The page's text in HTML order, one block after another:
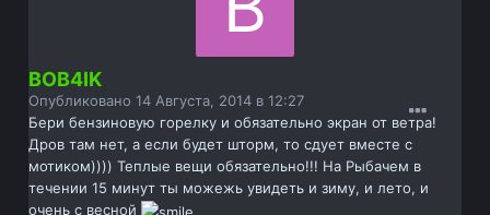
BOB4IK
Опубликовано14 Августа, 2014 в 12:27
Бери бензиновую горелку и обязательно экран от ветра!
Дров там нет, а если будет шторм, то сдует вместе с
мотиком)))) Теплые вещи обязательно!!! На Рыбачем в
течении 15 минут ты можежь увидеть и зиму, и лето, и
очень с весной